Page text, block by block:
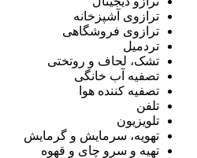
ترازوی آشپزخانه
ترازوی فروشگاهی
تردمیل
تشک، لحاف و روتختی
تصفیه آب خانگی
تصفیه کننده هوا
تلفن
تلویزیون
تهویه، سرمایش و گرمایش
تهیه و سرو چای و قهوه